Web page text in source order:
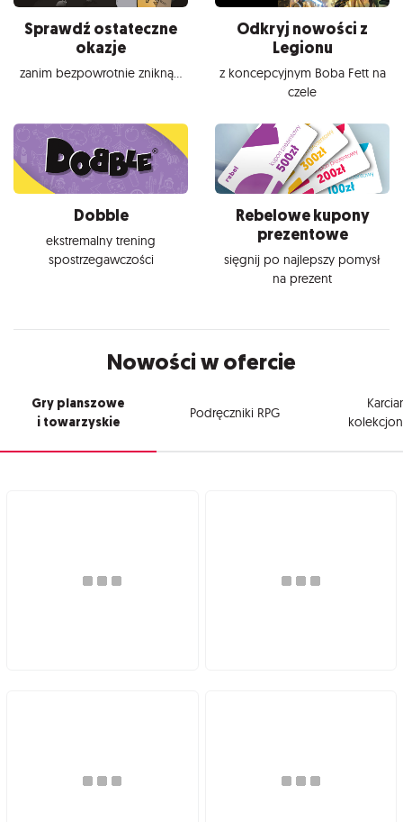
Sprawdź ostateczne
okazje
zanim bezpowrotnie znikną...
Odkryj nowości z
Legionu
z koncepcyjnym Boba Fett na
czele
Dobble
ekstremalny trening
spostrzegawczości
Rebelowe kupony
prezentowe
sięgnij po najlepszy pomysł
na prezent
Nowości w ofercie
Gry planszowe
i towarzyskie
Podręczniki RPG